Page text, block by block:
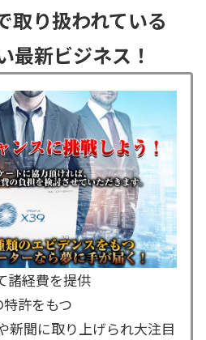
取り扱われている
最新ビジネス！
諸経費を提供
特許をもつ
新聞に取り上げられ大注目